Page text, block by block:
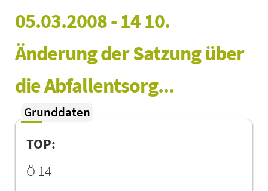
05.03.2008 - 14 10.
Änderung der Satzung über
die Abfallentsorg...
Grunddaten
TOP:
Ö 14